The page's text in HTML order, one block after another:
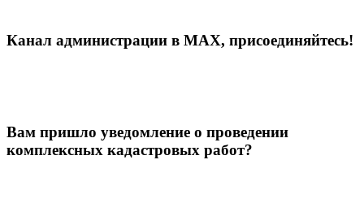
Канал администрации в МАХ, присоединяйтесь!
Вам пришло уведомление о проведении
комплексных кадастровых работ?